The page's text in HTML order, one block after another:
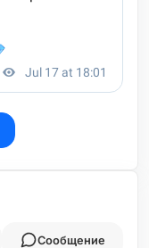
Сообщение